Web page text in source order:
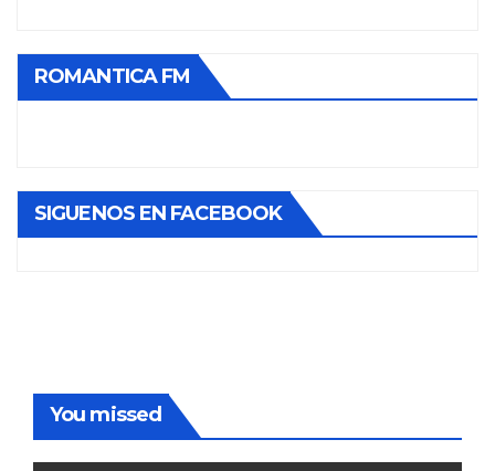
ROMANTICA FM
SIGUENOS EN FACEBOOK
You missed